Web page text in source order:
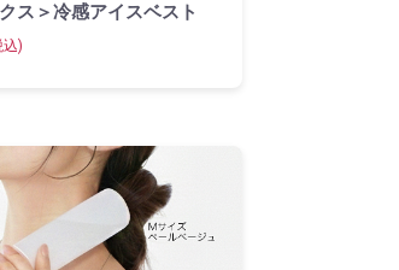
ス＞冷感アイスベスト
込)